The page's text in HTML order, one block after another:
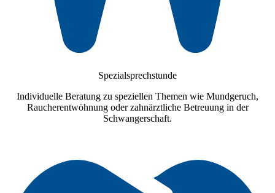
Spezialsprechstunde
Individuelle Beratung zu speziellen Themen wie Mundgeruch,
Raucherentwöhnung oder zahnärztliche Betreuung in der
Schwangerschaft.